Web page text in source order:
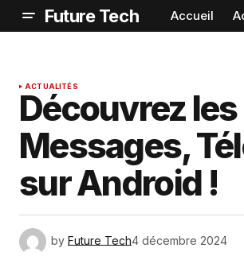
Future Tech Accueil
ACTUALITÉS
Découvrez
Messages,
sur Android !
by Future Tech4 décembre 2024